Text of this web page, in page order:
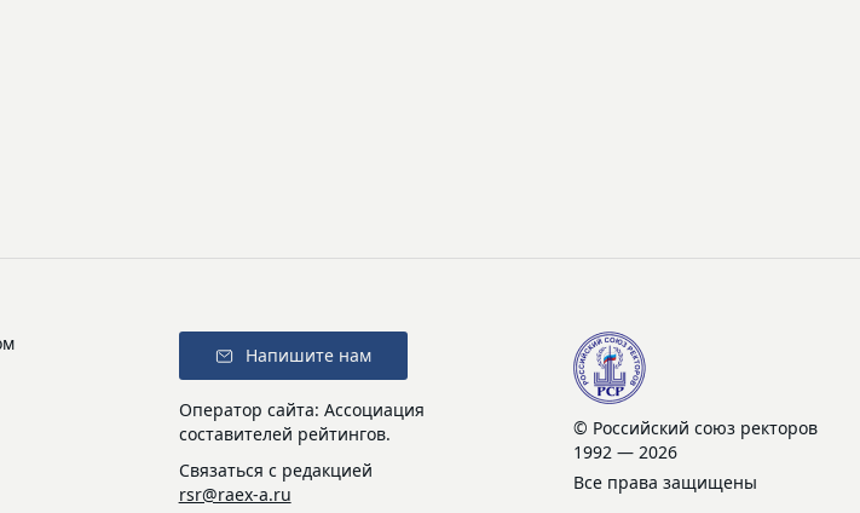
Напишите нам
Оператор сайта: Ассоциация
составителей рейтингов.
Связаться с редакцией
rsr@raex-a.ru
© Российский союз ректоров
1992 — 2026
Все права защищены